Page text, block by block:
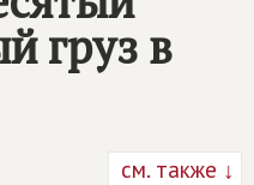
груз в
см. также ↓